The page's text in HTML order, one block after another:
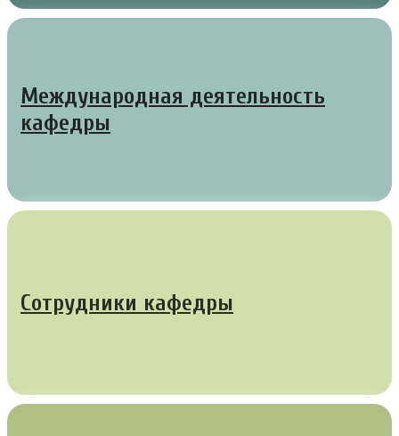
Международная деятельность
кафедры
Сотрудники кафедры